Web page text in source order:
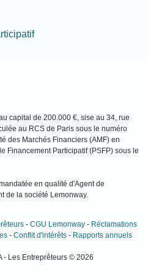
capital de 200.000 €, sise au 34, rue
au RCS de Paris sous le numéro
des Marchés Financiers (AMF) en
Financement Participatif (PSFP) sous le
en qualité d'Agent de
de la société Lemonway.
- CGU Lemonway - Réclamations
- Conflit d'intérêts - Rapports annuels
- Les Entreprêteurs © 2026